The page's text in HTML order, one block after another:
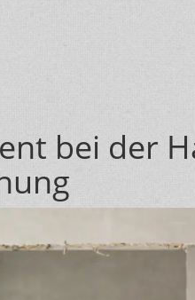
bei der